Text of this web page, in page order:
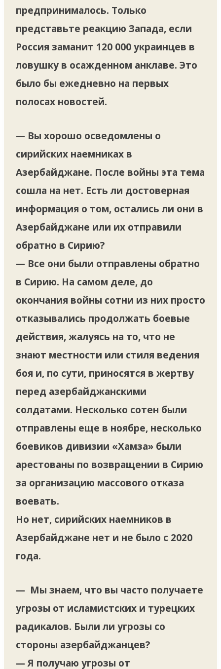
предпринималось. Только
представьте реакцию Запада, если
Россия заманит 120 000 украинцев в
ловушку в осажденном анклаве. Это
было бы ежедневно на первых
полосах новостей.
— Вы хорошо осведомлены о
сирийских наемниках в
Азербайджане. После войны эта тема
сошла на нет. Есть ли достоверная
информация о том, остались ли они в
Азербайджане или их отправили
обратно в Сирию?
— Все они были отправлены обратно
в Сирию. На самом деле, до
окончания войны сотни из них просто
отказывались продолжать боевые
действия, жалуясь на то, что не
знают местности или стиля ведения
боя и, по сути, приносятся в жертву
перед азербайджанскими
солдатами. Несколько сотен были
отправлены еще в ноябре, несколько
боевиков дивизии «Хамза» были
арестованы по возвращении в Сирию
за организацию массового отказа
воевать.
Но нет, сирийских наемников в
Азербайджане нет и не было с 2020
года.
— Мы знаем, что вы часто получаете
угрозы от исламистских и турецких
радикалов. Были ли угрозы со
стороны азербайджанцев?
— Я получаю угрозы от